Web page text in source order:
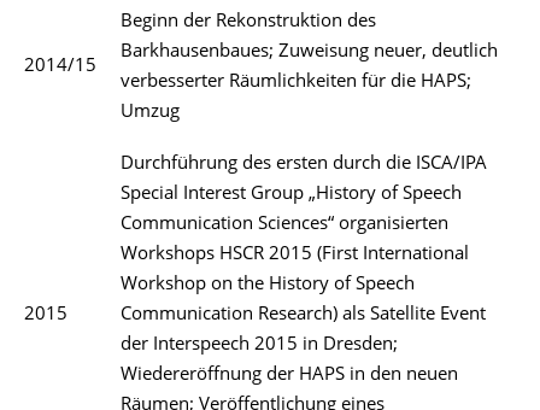
2014/15
Beginn der Rekonstruktion des
Barkhausenbaues; Zuweisung neuer, deutlich
verbesserter Räumlichkeiten für die HAPS;
Umzug
2015
Durchführung des ersten durch die ISCA/IPA
Special Interest Group „History of Speech
Communication Sciences“ organisierten
Workshops HSCR 2015 (First International
Workshop on the History of Speech
Communication Research) als Satellite Event
der Interspeech 2015 in Dresden;
Wiedereröffnung der HAPS in den neuen
Räumen; Veröffentlichung eines